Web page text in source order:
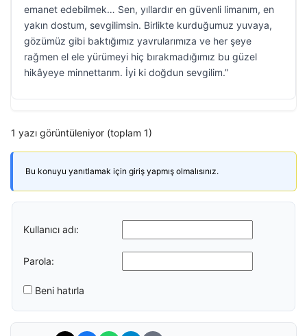
emanet edebilmek… Sen, yıllardır en güvenli limanım, en
yakın dostum, sevgilimsin. Birlikte kurduğumuz yuvaya,
gözümüz gibi baktığımız yavrularımıza ve her şeye
rağmen el ele yürümeyi hiç bırakmadığımız bu güzel
hikâyeye minnettarım. İyi ki doğdun sevgilim.”
1 yazı görüntüleniyor (toplam 1)
Bu konuyu yanıtlamak için giriş yapmış olmalısınız.
Kullanıcı adı:
Parola:
Beni hatırla